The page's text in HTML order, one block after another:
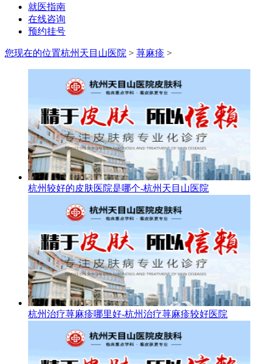
就医指南
在线咨询
预约挂号
您现在的位置杭州天目山医院 > 荨麻疹 >
杭州较好的皮肤医院是哪个-杭州天目山医院
杭州治疗荨麻疹哪里好-杭州治疗荨麻疹较好医院